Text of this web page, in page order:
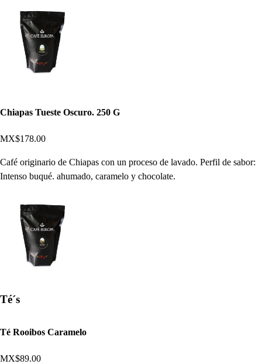
Chiapas Tueste Oscuro. 250 G
MX$178.00
Café originario de Chiapas con un proceso de lavado. Perfil de sabor:
Intenso buqué. ahumado, caramelo y chocolate.
Té´s
Té Rooibos Caramelo
MX$89.00